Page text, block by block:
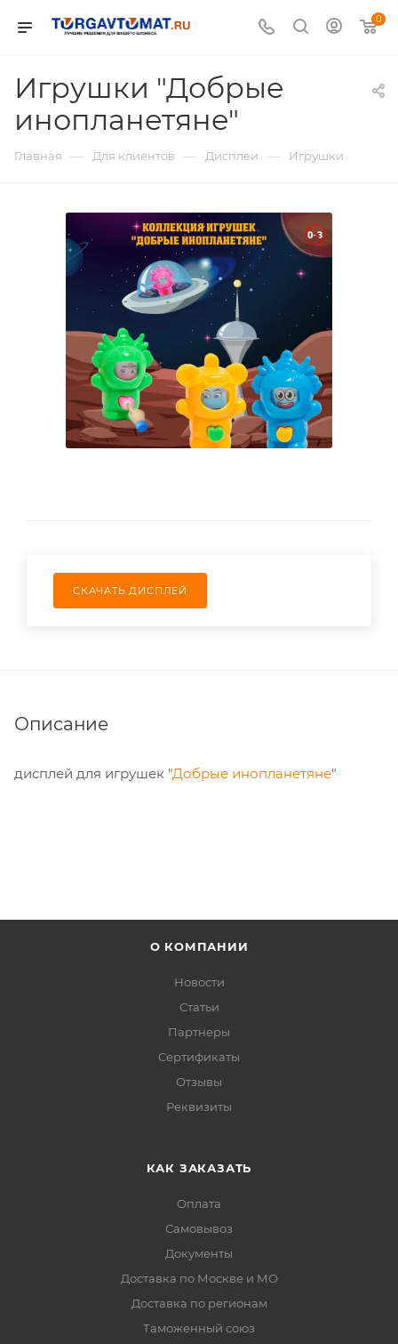
0
Игрушки "Добрые
инопланетяне"
Главная — Для клиентов — Дисплеи — Игрушки
СКАЧАТЬ ДИСПЛЕЙ
Описание
дисплей для игрушек "Добрые инопланетяне"
О КОМПАНИИ
Новости
Статьи
Партнеры
Сертификаты
Отзывы
Реквизиты
КАК ЗАКАЗАТЬ
Оплата
Самовывоз
Документы
Доставка по Москве и МО
Доставка по регионам
Таможенный союз